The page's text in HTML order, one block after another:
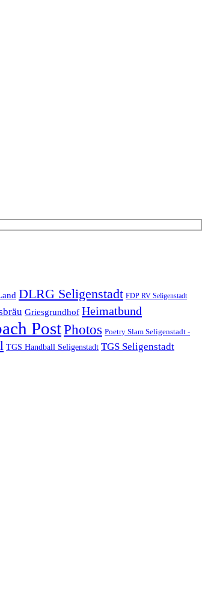
DLRG Seligenstadt FDP RV Seligenstadt
Griesgrundhof Heimatbund
PostPhotos Poetry Slam Seligenstadt -
TGS Handball Seligenstadt TGS Seligenstadt